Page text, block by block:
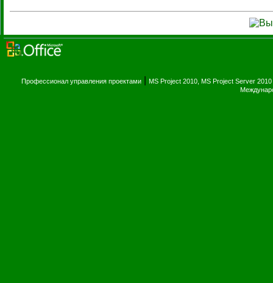
Профессионал управления проектами MS Project 2010, MS Project Server 2010